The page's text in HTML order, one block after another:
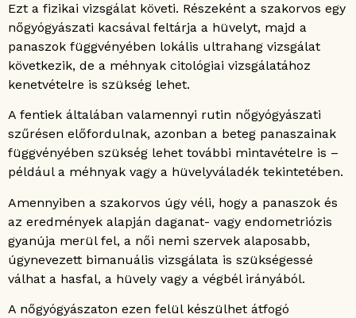
Ezt a fizikai vizsgálat követi. Részeként a szakorvos egy
nőgyógyászati kacsával feltárja a hüvelyt, majd a
panaszok függvényében lokális ultrahang vizsgálat
következik, de a méhnyak citológiai vizsgálatához
kenetvételre is szükség lehet.
A fentiek általában valamennyi rutin nőgyógyászati
szűrésen előfordulnak, azonban a beteg panaszainak
függvényében szükség lehet további mintavételre is –
például a méhnyak vagy a hüvelyváladék tekintetében.
Amennyiben a szakorvos úgy véli, hogy a panaszok és
az eredmények alapján daganat- vagy endometriózis
gyanúja merül fel, a női nemi szervek alaposabb,
úgynevezett bimanuális vizsgálata is szükségessé
válhat a hasfal, a hüvely vagy a végbél irányából.
A nőgyógyászaton ezen felül készülhet átfogó